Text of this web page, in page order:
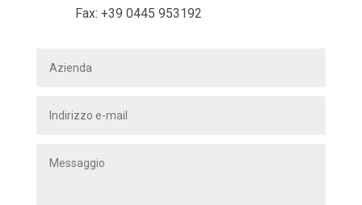
Fax: +39 0445 953192